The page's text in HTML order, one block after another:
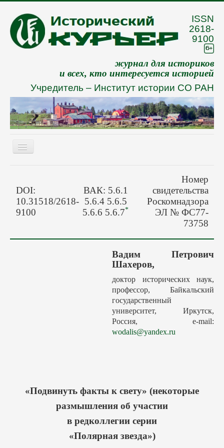
ISSN
2618-
9100
журнал для историков
и всех, кто интересуется историей
Учредитель – Институт истории СО РАН
Включить/
О журнале
Архив
Грядущие выпуски
DOI:
10.31518/2618-
9100
ВАК: 5.6.1
5.6.4 5.6.5
5.6.6 5.6.7*
Номер
свидетельства
Роскомнадзора
ЭЛ № ФС77-
73758
Вадим Петрович
Шахеров,
доктор исторических наук,
профессор, Байкальский
государственный
университет, Иркутск,
Россия, e-mail:
wodalis@yandex.ru
«Подвинуть факты к свету» (некоторые
размышления об участии
в редколлегии серии
«Полярная звезда»)